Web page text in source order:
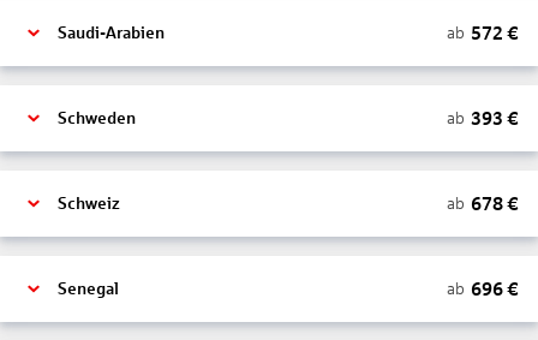
Saudi-Arabien ab 572 €
Schweden ab 393 €
Schweiz ab 678€
Senegal ab 696€